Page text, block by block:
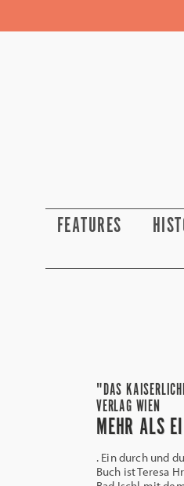
FEATURES
"DAS
VERLAG WIEN
MEHR ALS
. Ein durch und
Buch ist Teresa